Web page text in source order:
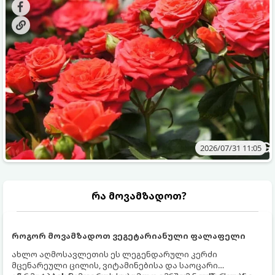
მოთხოვნილებები იცვლება, ამიტომ მნიშვნელოვანია
ვიცოდეთ, რომელი სასუქები გამოიყენება ამ დროს.
2026/07/31 11:05
რა მოვამზადოთ?
როგორ მოვამზადოთ ვეგეტარიანული ფალაფელი
ახლო აღმოსავლეთის ეს ლეგენდარული კერძი
მცენარეული ცილის, ვიტამინებისა და საოცარი